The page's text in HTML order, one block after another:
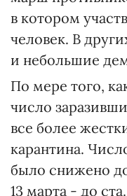
в котором
человек. В
и небольшие
По мере того,
число
все более
карантина.
было снижено
13 марта - до